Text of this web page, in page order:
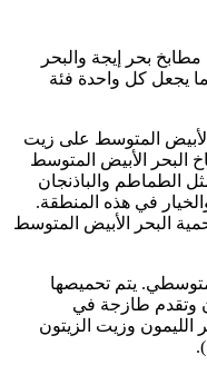
بحر إيجة والبحر
يجعل كل واحدة فئة
المتوسط على زيت
البحر الأبيض المتوسط
الطماطم والباذنجان
في هذه المنطقة.
البحر الأبيض المتوسط
يتم تحميصها
وتقدم طازجة في
وزيت الزيتون